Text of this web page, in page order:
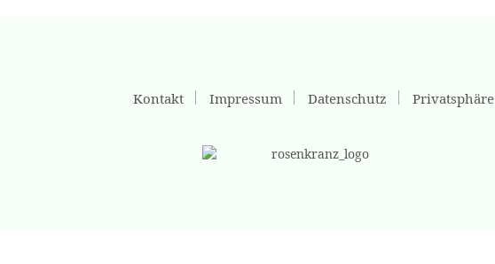
Kontakt Impressum Datenschutz Privatsphäre